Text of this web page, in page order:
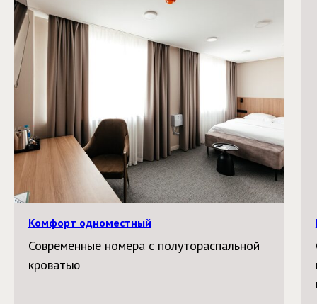
Комфорт одноместный
Современные номера с полутораспальной
кроватью